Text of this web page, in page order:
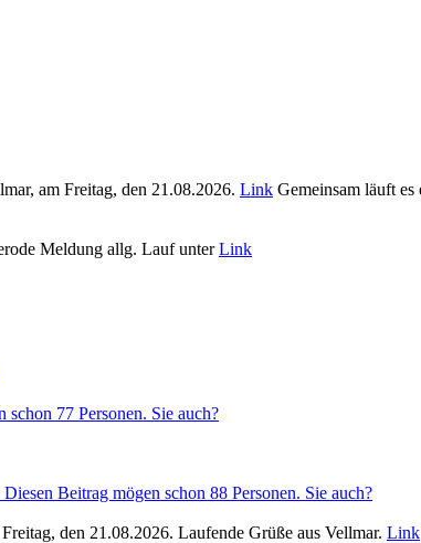
am Freitag, den 21.08.2026. Link Gemeinsam läuft es
Meldung allg. Lauf unterLink
schon 77 Personen. Sie auch?
Diesen Beitrag mögen schon 88 Personen. Sie auch?
den 21.08.2026. Laufende Grüße aus Vellmar. Link